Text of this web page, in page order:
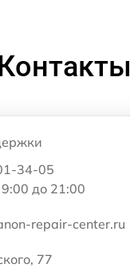
34-05
до 21:00
repair-center.ru
77